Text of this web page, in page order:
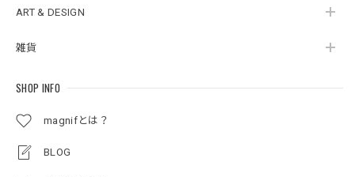
ART & DESIGN
雑貨
SHOP INFO
magnifとは？
BLOG